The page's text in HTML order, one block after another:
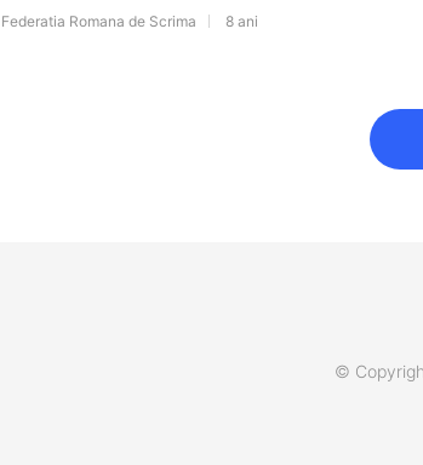
Federatia Romana de Scrima 8 ani
©